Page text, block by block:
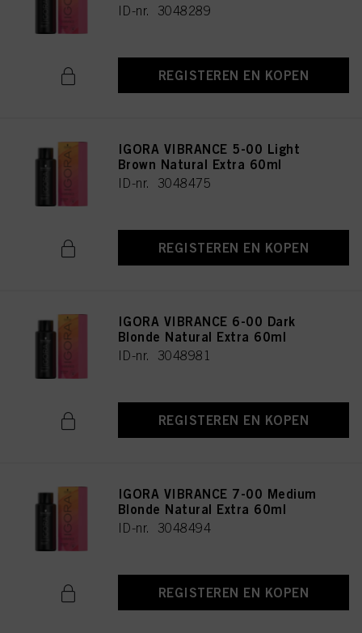
ID-nr. 3048289
REGISTEREN EN KOPEN
IGORA VIBRANCE 5-00 Light
Brown Natural Extra 60ml
ID-nr. 3048475
REGISTEREN EN KOPEN
IGORA VIBRANCE 6-00 Dark
Blonde Natural Extra 60ml
ID-nr. 3048981
REGISTEREN EN KOPEN
IGORA VIBRANCE 7-00 Medium
Blonde Natural Extra 60ml
ID-nr. 3048494
REGISTEREN EN KOPEN